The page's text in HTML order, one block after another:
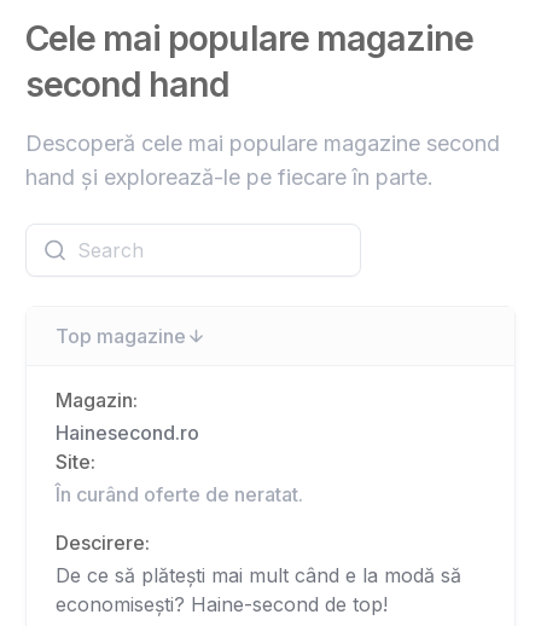
Cele mai populare magazine
second hand
Descoperă cele mai populare magazine second
hand și explorează-le pe fiecare în parte.
Top magazine
Magazin:
Hainesecond.ro
Site:
În curând oferte de neratat.
Descirere:
De ce să plătești mai mult când e la modă să
economisești? Haine-second de top!